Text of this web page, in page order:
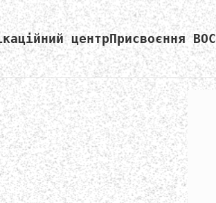
центрПрисвоєння ВОС